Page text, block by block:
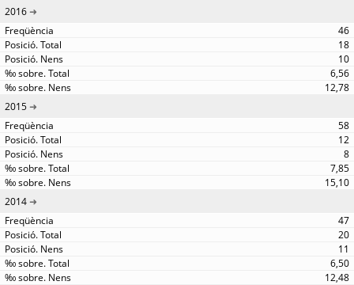
2016
46
18
10
6,56
12,78
2015
58
12
8
7,85
15,10
2014
47
20
11
6,50
12,48